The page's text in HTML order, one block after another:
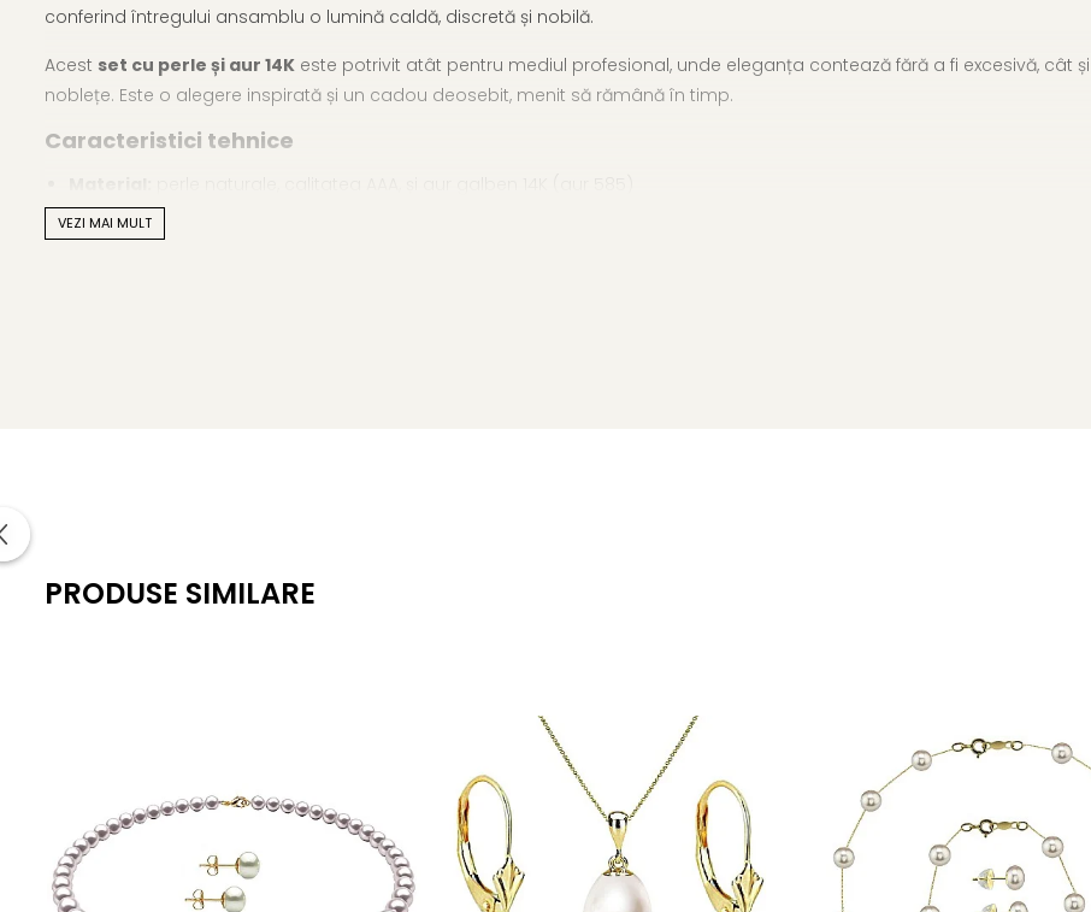
conferind întregului ansamblu o lumină caldă, discretă și nobilă.
Acest set cu perle și aur 14K este potrivit atât pentru mediul profesional, unde eleganța contează fără a fi excesivă, cât
noblețe. Este o alegere inspirată și un cadou deosebit, menit să rămână în timp.
Caracteristici tehnice
Mărimea perlelor:
este un brand european de bijuterii premium, cu marcă înregistrată în 27 de țări. Toate produsele sunt
metale prețioase certificate. Fiecare bijuterie cu perle este însoțită de un certificat de garanție și autenticitate care
Poartă acest set office cu perle albe și aur 14K ca pe o declarație de eleganță firească – un lux discret, care se face
Informatii despre structura interna a componentelor din aur si argint utilizate in realizarea bijuteriilor
VEZI MAI MULT
PRODUSE SIMILARE